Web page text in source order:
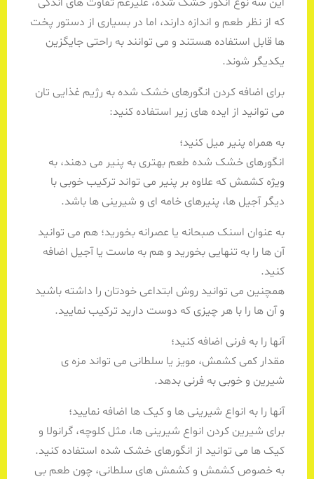
که از نظر طعم و اندازه دارند، اما در بسیاری از دستور پخت
ها قابل استفاده هستند و می توانند به راحتی جایگزین
یکدیگر شوند.
برای اضافه کردن انگورهای خشک شده به رژیم غذایی تان
می توانید از ایده های زیر استفاده کنید:
به همراه پنیر میل کنید؛
انگورهای خشک شده طعم بهتری به پنیر می دهند، به
ویژه کشمش که علاوه بر پنیر می تواند ترکیب خوبی با
دیگر آجیل ها، پنیرهای خامه ای و شیرینی ها باشد.
به عنوان اسنک صبحانه یا عصرانه بخورید؛ هم می توانید
آن ها را به تنهایی بخورید و هم به ماست یا آجیل اضافه
کنید.
همچنین می توانید روش ابتداعی خودتان را داشته باشید
و آن ها را با هر چیزی که دوست دارید ترکیب نمایید.
آنها را به فرنی اضافه کنید؛
مقدار کمی کشمش، مویز یا سلطانی می تواند مزه ی
شیرین و خوبی به فرنی بدهد.
آنها را به انواع شیرینی ها و کیک ها اضافه نمایید؛
برای شیرین کردن انواع شیرینی ها، مثل کلوچه، گرانولا و
کیک ها می توانید از انگورهای خشک شده استفاده کنید.
به خصوص کشمش و کشمش های سلطانی، چون طعم بی